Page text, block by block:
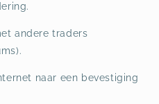
andere traders
naar een bevestiging